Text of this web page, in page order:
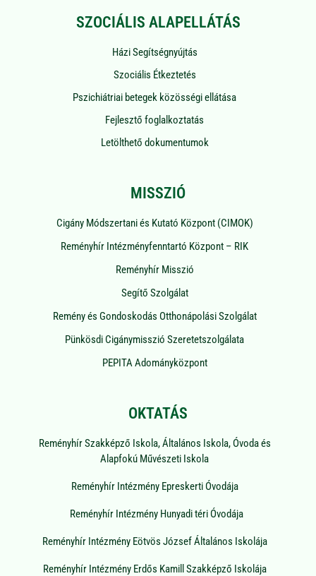
SZOCIÁLIS ALAPELLÁTÁS
Házi Segítségnyújtás
Szociális Étkeztetés
Pszichiátriai betegek közösségi ellátása
Fejlesztő foglalkoztatás
Letölthető dokumentumok
MISSZIÓ
Cigány Módszertani és Kutató Központ (CIMOK)
Reményhír Intézményfenntartó Központ – RIK
Reményhír Misszió
Segítő Szolgálat
Remény és Gondoskodás Otthonápolási Szolgálat
Pünkösdi Cigánymisszió Szeretetszolgálata
PEPITA Adományközpont
OKTATÁS
Reményhír Szakképző Iskola, Általános Iskola, Óvoda és
Alapfokú Művészeti Iskola
Reményhír Intézmény Epreskerti Óvodája
Reményhír Intézmény Hunyadi téri Óvodája
Reményhír Intézmény Eötvös József Általános Iskolája
Reményhír Intézmény Erdős Kamill Szakképző Iskolája